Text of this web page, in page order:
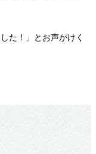
た！」とお声がけく